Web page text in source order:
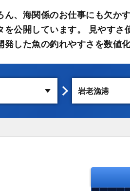
、海関係のお仕事にも欠か
公開しています。 見やすさ
した魚の釣れやすさを数値